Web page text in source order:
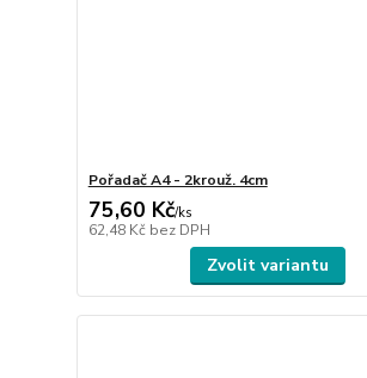
Pořadač A4 - 2krouž. 4cm
75,60 Kč/ks
62,48 Kč bez DPH
Zvolit variantu